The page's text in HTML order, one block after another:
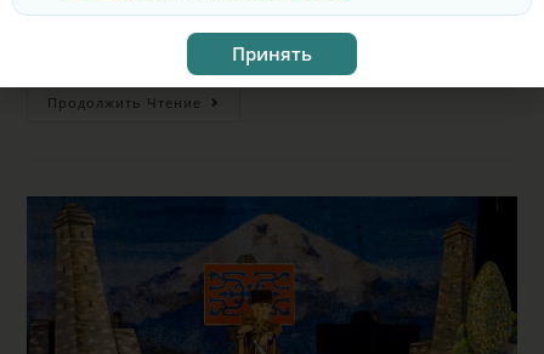
бедного Аладдина и красавицы Будур, дочери
наимудрейшего султана Багдада, полна тайн…
Продолжить Чтение
Принять